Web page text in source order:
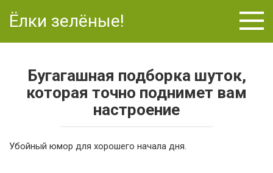
Ёлки зелёные!
Бугагашная подборка шуток,
которая точно поднимет вам
настроение
Убойный юмор для хорошего начала дня.